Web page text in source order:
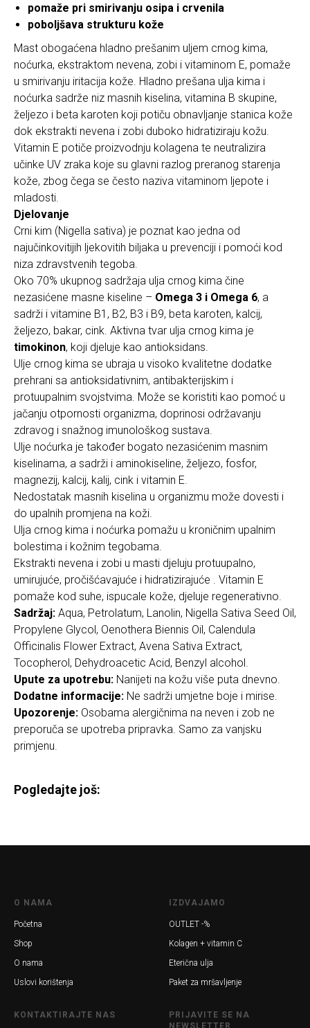
pomaže pri smirivanju osipa i crvenila
poboljšava strukturu kože
Mast obogaćena hladno prešanim uljem crnog kima,
noćurka, ekstraktom nevena, zobi i vitaminom E, pomaže
u smirivanju iritacija kože. Hladno prešana ulja kima i
noćurka sadrže niz masnih kiselina, vitamina B skupine,
željezo i beta karoten koji potiču obnavljanje stanica kože
dok ekstrakti nevena i zobi duboko hidratiziraju kožu.
Vitamin E potiče proizvodnju kolagena te neutralizira
učinke UV zraka koje su glavni razlog preranog starenja
kože, zbog čega se često naziva vitaminom ljepote i
mladosti.
Djelovanje
Crni kim (Nigella sativa) je poznat kao jedna od
najučinkovitijih ljekovitih biljaka u prevenciji i pomoći kod
niza zdravstvenih tegoba.
Oko 70% ukupnog sadržaja ulja crnog kima čine
nezasićene masne kiseline – Omega 3 i Omega 6, a
sadrži i vitamine B1, B2, B3 i B9, beta karoten, kalcij,
željezo, bakar, cink. Aktivna tvar ulja crnog kima je
timokinon, koji djeluje kao antioksidans.
Ulje crnog kima se ubraja u visoko kvalitetne dodatke
prehrani sa antioksidativnim, antibakterijskim i
protuupalnim svojstvima. Može se koristiti kao pomoć u
jačanju otpornosti organizma, doprinosi održavanju
zdravog i snažnog imunološkog sustava.
Ulje noćurka je također bogato nezasićenim masnim
kiselinama, a sadrži i aminokiseline, željezo, fosfor,
magnezij, kalcij, kalij, cink i vitamin E.
Nedostatak masnih kiselina u organizmu može dovesti i
do upalnih promjena na koži.
Ulja crnog kima i noćurka pomažu u kroničnim upalnim
bolestima i kožnim tegobama.
Ekstrakti nevena i zobi u masti djeluju protuupalno,
umirujuće, pročišćavajuće i hidratizirajuće . Vitamin E
pomaže kod suhe, ispucale kože, djeluje regenerativno.
Sadržaj: Aqua, Petrolatum, Lanolin, Nigella Sativa Seed Oil,
Propylene Glycol, Oenothera Biennis Oil, Calendula
Officinalis Flower Extract, Avena Sativa Extract,
Tocopherol, Dehydroacetic Acid, Benzyl alcohol.
Upute za upotrebu: Nanijeti na kožu više puta dnevno.
Dodatne informacije: Ne sadrži umjetne boje i mirise.
Upozorenje: Osobama alergičnima na neven i zob ne
preporuča se upotreba pripravka. Samo za vanjsku
primjenu.
Pogledajte još:
O NAMA
Početna
Shop
O nama
Uslovi korištenja
IZDVAJAMO
OUTLET -%
Kolagen + vitamin C
Eterična ulja
Paket za mršavljenje
KONTAKTIRAJTE NAS
PRIJAVITE SE NA